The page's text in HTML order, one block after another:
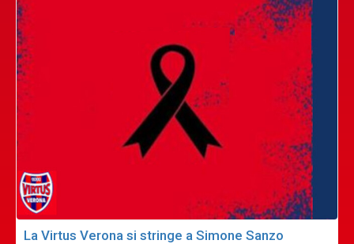
La Virtus Verona si stringe a Simone Sanzo